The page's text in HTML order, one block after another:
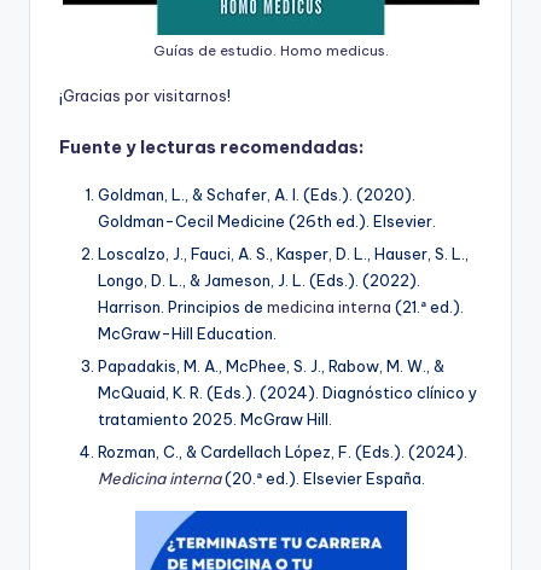
Guías de estudio. Homo medicus.
¡Gracias porvisitarnos!
Fuente y lecturas recomendadas:
Goldman, L., & Schafer, A. I. (Eds.). (2020).
Goldman-Cecil Medicine (26th ed.). Elsevier.
Loscalzo, J., Fauci, A. S., Kasper, D. L., Hauser, S. L.,
Longo, D. L., & Jameson, J. L. (Eds.). (2022).
Harrison. Principios de medicina interna (21.ª ed.).
McGraw-Hill Education.
Papadakis, M. A., McPhee, S. J., Rabow, M. W., &
McQuaid, K. R. (Eds.). (2024). Diagnóstico clínico y
tratamiento 2025. McGraw Hill.
Rozman, C., & Cardellach López, F. (Eds.). (2024).
Medicina interna(20.ª ed.). Elsevier España.